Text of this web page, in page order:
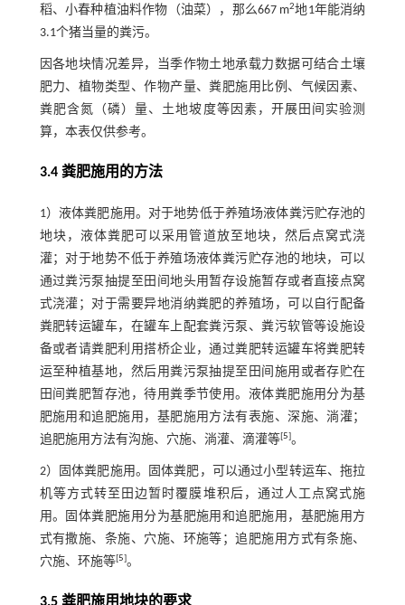
稻、小春种植油料作物（油菜），那么667 m2地1年能消纳
3.1个猪当量的粪污。
因各地块情况差异，当季作物土地承载力数据可结合土壤
肥力、植物类型、作物产量、粪肥施用比例、气候因素、
粪肥含氮（磷）量、土地坡度等因素，开展田间实验测
算，本表仅供参考。
3.4 粪肥施用的方法
1）液体粪肥施用。对于地势低于养殖场液体粪污贮存池的
地块，液体粪肥可以采用管道放至地块，然后点窝式浇
灌；对于地势不低于养殖场液体粪污贮存池的地块，可以
通过粪污泵抽提至田间地头用暂存设施暂存或者直接点窝
式浇灌；对于需要异地消纳粪肥的养殖场，可以自行配备
粪肥转运罐车，在罐车上配套粪污泵、粪污软管等设施设
备或者请粪肥利用搭桥企业，通过粪肥转运罐车将粪肥转
运至种植基地，然后用粪污泵抽提至田间施用或者存贮在
田间粪肥暂存池，待用粪季节使用。液体粪肥施用分为基
肥施用和追肥施用，基肥施用方法有表施、深施、淌灌；
追肥施用方法有沟施、穴施、淌灌、滴灌等[5]。
2）固体粪肥施用。固体粪肥，可以通过小型转运车、拖拉
机等方式转至田边暂时覆膜堆积后，通过人工点窝式施
用。固体粪肥施用分为基肥施用和追肥施用，基肥施用方
式有撒施、条施、穴施、环施等；追肥施用方式有条施、
穴施、环施等[5]。